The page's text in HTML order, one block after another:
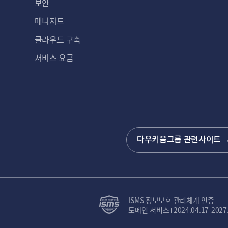
보안
매니지드
클라우드 구축
서비스 요금
다우키움그룹 관련사이트
ISMS 정보보호 관리체계 인증
도메인 서비스 2024.04.17-